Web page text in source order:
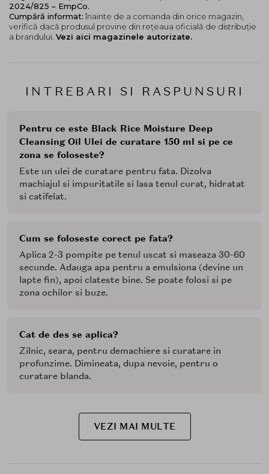
INTREBARI SI RASPUNSURI
Pentru ce este Black Rice Moisture Deep
Cleansing Oil Ulei de curatare 150 ml si pe ce
zona se foloseste?
Este un ulei de curatare pentru fata. Dizolva
machiajul si impuritatile si lasa tenul curat, hidratat
si catifelat.
Cum se foloseste corect pe fata?
Aplica 2-3 pompite pe tenul uscat si maseaza 30-60
secunde. Adauga apa pentru a emulsiona (devine un
lapte fin), apoi clateste bine. Se poate folosi si pe
zona ochilor si buze.
Cat de des se aplica?
Zilnic, seara, pentru demachiere si curatare in
profunzime. Dimineata, dupa nevoie, pentru o
curatare blanda.
VEZI MAI MULTE
2024/825 – EmpCo.
Cumpără informat: înainte de a comanda din orice magazin,
verifică dacă produsul provine din rețeaua oficială de distribuție
a brandului. Vezi aici magazinele autorizate.